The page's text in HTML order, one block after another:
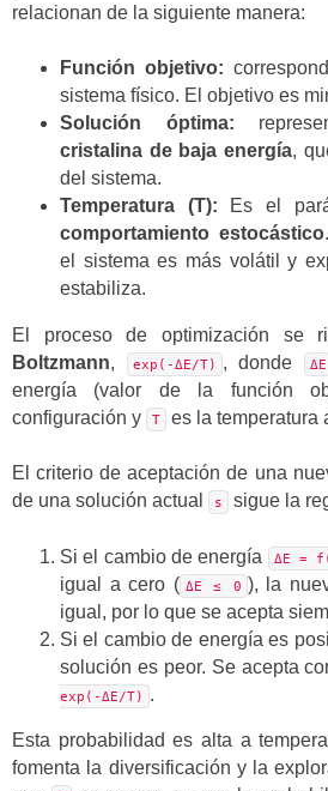
relacionan de la siguiente manera:
Función objetivo:
sistema físico. El objetivo es
Solución óptima:
cristalina de baja energía,
del sistema.
Temperatura (T): Es el
comportamiento estocástico
el sistema es más volátil y
estabiliza.
El proceso de optimización
Boltzmann, exp(-ΔE/T) , donde ΔE
energía (valor de la función
configuración y
T es la temperatura
El criterio de aceptación de una
de una solución actual
s sigue la
Si el cambio de energía ΔE =
igual a cero ( ΔE ≤ 0 ), la
igual, por lo que se acepta
Si el cambio de energía es
solución es peor. Se acepta
exp(-ΔE/T) .
Esta probabilidad es alta a
fomenta la diversificación y la